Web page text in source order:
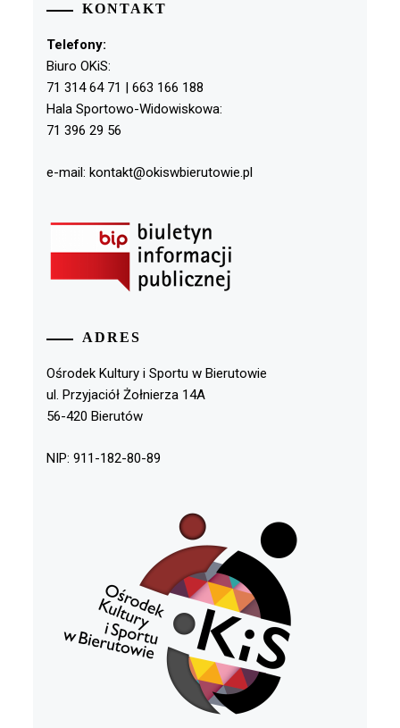
KONTAKT
Telefony:
Biuro OKiS:
71 314 64 71 | 663 166 188
Hala Sportowo-Widowiskowa:
71 396 29 56
e-mail: kontakt@okiswbierutowie.pl
ADRES
Ośrodek Kultury i Sportu w Bierutowie
ul. Przyjaciół Żołnierza 14A
56-420 Bierutów
NIP: 911-182-80-89